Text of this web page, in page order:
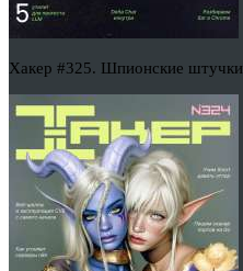
Хакер #325. Шпионские штучки